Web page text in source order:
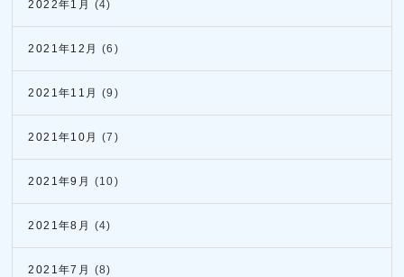
2022年1月 (4)
2021年12月 (6)
2021年11月 (9)
2021年10月 (7)
2021年9月 (10)
2021年8月 (4)
2021年7月 (8)